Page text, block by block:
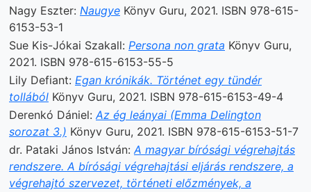
Nagy Eszter: Naugye Könyv Guru, 2021. ISBN 978-615-
6153-53-1
Sue Kis-Jókai Szakall: Persona non grata Könyv Guru,
2021. ISBN 978-615-6153-55-5
Lily Defiant: Egan krónikák. Történet egy tündér
tollából Könyv Guru, 2021. ISBN 978-615-6153-49-4
Derenkó Dániel:Az ég leányai (Emma Delington
sorozat 3.) Könyv Guru, 2021. ISBN 978-615-6153-51-7
dr. Pataki János István:A magyar bírósági végrehajtás
rendszere. A bírósági végrehajtási eljárás rendszere, a
végrehajtó szervezet, történeti előzmények, a